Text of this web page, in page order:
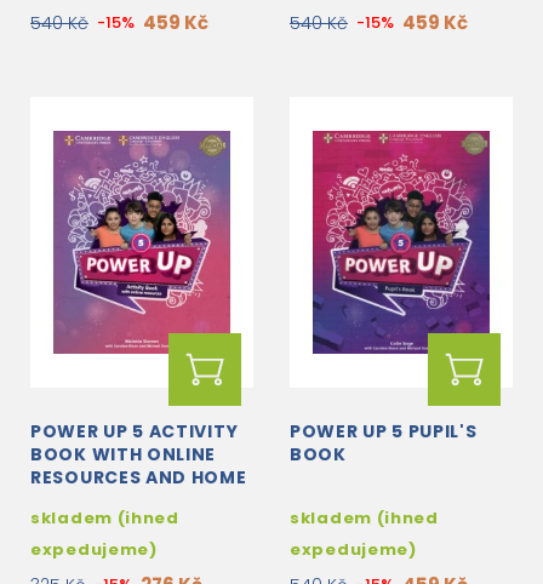
540 Kč -15% 459 Kč 540 Kč -15% 459 Kč
POWER UP 5 ACTIVITY
BOOK WITH ONLINE
RESOURCES AND HOME
skladem (ihned
expedujeme)
POWER UP 5 PUPIL'S
BOOK
skladem (ihned
expedujeme)